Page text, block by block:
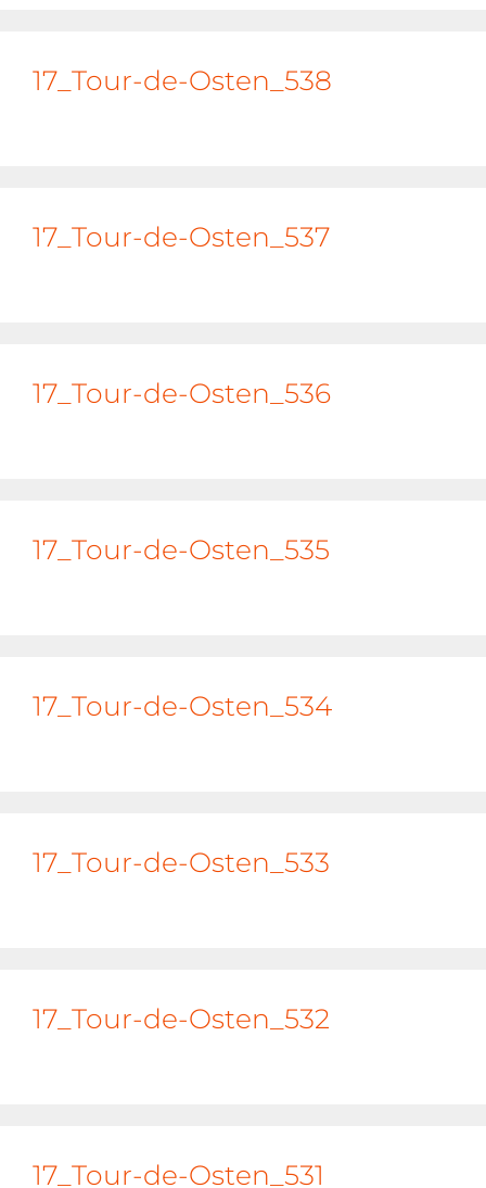
17_Tour-de-Osten_538
17_Tour-de-Osten_537
17_Tour-de-Osten_536
17_Tour-de-Osten_535
17_Tour-de-Osten_534
17_Tour-de-Osten_533
17_Tour-de-Osten_532
17_Tour-de-Osten_531